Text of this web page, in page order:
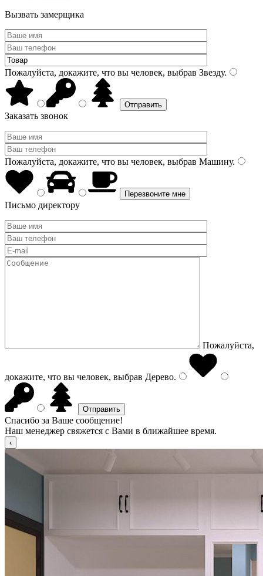
Вызвать замерщика
Пожалуйста, докажите, что вы человек, выбрав Звезду.
Заказать звонок
Пожалуйста, докажите, что вы человек, выбрав Машину.
Письмо директору
Пожалуйста,
докажите, что вы человек, выбрав Дерево.
Спасибо за Ваше сообщение!
Наш менеджер свяжется с Вами в ближайшее время.